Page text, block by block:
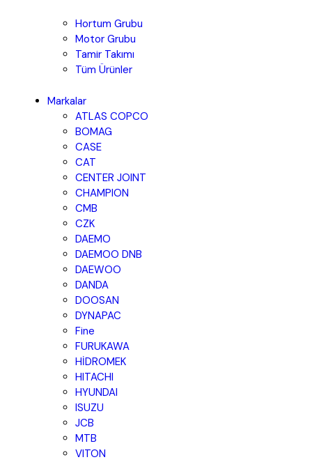
Hortum Grubu
Motor Grubu
Tamir Takımı
Tüm Ürünler
Markalar
ATLAS COPCO
BOMAG
CASE
CAT
CENTER JOINT
CHAMPION
CMB
CZK
DAEMO
DAEMOO DNB
DAEWOO
DANDA
DOOSAN
DYNAPAC
Fine
FURUKAWA
HİDROMEK
HITACHI
HYUNDAI
ISUZU
JCB
MTB
VITON